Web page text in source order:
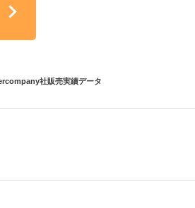
社販売実績データ